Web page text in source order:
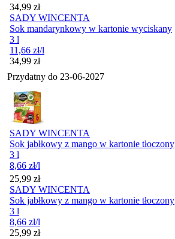
Cena
34,99 zł
SADY WINCENTA
Sok mandarynkowy w kartonie wyciskany
3 l
11,66 zł/l
Cena
34,99 zł
Przydatny do 23-06-2027
SADY WINCENTA
Sok jabłkowy z mango w kartonie tłoczony
3 l
8,66 zł/l
Cena
25,99 zł
SADY WINCENTA
Sok jabłkowy z mango w kartonie tłoczony
3 l
8,66 zł/l
Cena
25,99 zł